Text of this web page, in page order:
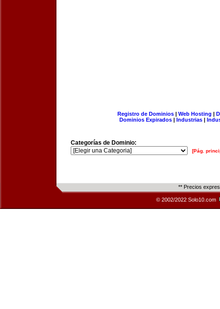
Registro de Dominios| Web Hosting |
Dominios Expirados | Industrias |
Categorías de Dominio:
[Pág.
** Precios
© 2002/2022 Solo10.com